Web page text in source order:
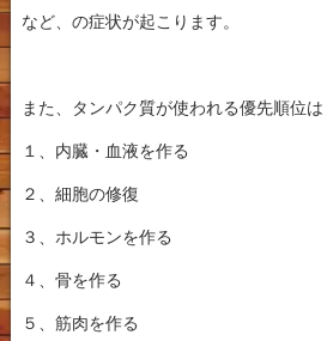
など、の症状が起こります。
また、タンパク質が使われる優先順位は
１、内臓・血液を作る
２、細胞の修復
３、ホルモンを作る
４、骨を作る
５、筋肉を作る